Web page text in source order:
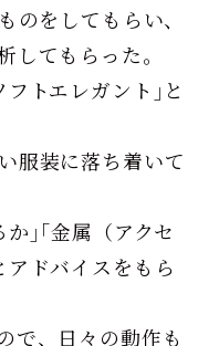
のをしてもらい、
してもらった。
トエレガント｣と
服装に落ち着いて
｣｢金属（アクセ
ドバイスをもら
で、日々の動作も